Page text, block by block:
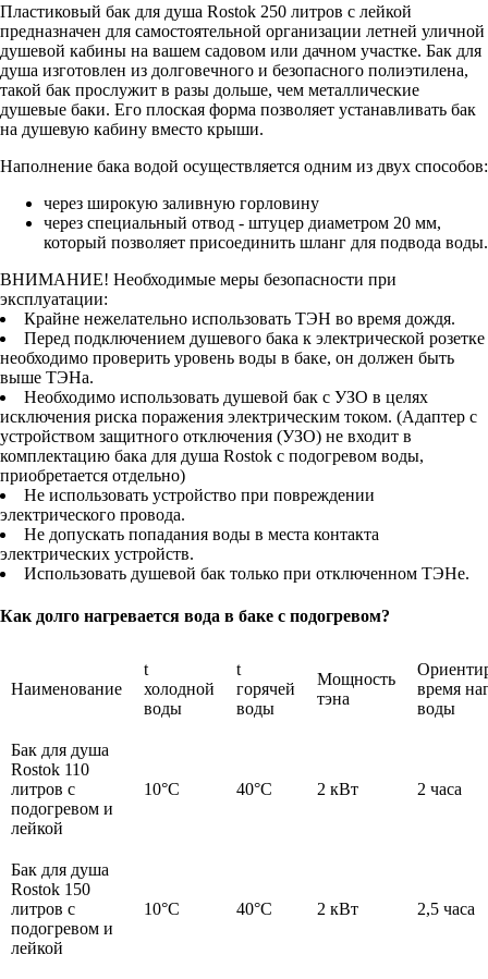
Пластиковый бак для душа Rostok 250 литров с лейкой
предназначен для самостоятельной организации летней уличной
душевой кабины на вашем садовом или дачном участке. Бак для
душа изготовлен из долговечного и безопасного полиэтилена,
такой бак прослужит в разы дольше, чем металлические
душевые баки. Его плоская форма позволяет устанавливать бак
на душевую кабину вместо крыши.
Наполнение бака водой осуществляется одним из двух способов:
через широкую заливную горловину
через специальный отвод - штуцер диаметром 20 мм,
который позволяет присоединить шланг для подвода воды.
ВНИМАНИЕ! Необходимые меры безопасности при
эксплуатации:
Крайне нежелательно использовать ТЭН во время дождя.
Перед подключением душевого бака к электрической розетке
необходимо проверить уровень воды в баке, он должен быть
выше ТЭНа.
Необходимо использовать душевой бак с УЗО в целях
исключения риска поражения электрическим током. (Адаптер с
устройством защитного отключения (УЗО) не входит в
комплектацию бака для душа Rostok с подогревом воды,
приобретается отдельно)
Не использовать устройство при повреждении
электрического провода.
Не допускать попадания воды в места контакта
электрических устройств.
Использовать душевой бак только при отключенном ТЭНе.
Как долго нагревается вода в баке с подогревом?
Наименование
t
холодной
воды
t
горячей
воды
Мощность
тэна
время
воды
Бак для душа
Rostok 110
литров с
подогревом и
лейкой
10°C 40°C 2 кВт 2 часа
Бак для душа
Rostok 150
литров с
подогревом и
лейкой
10°C 40°C 2 кВт 2,5 часа